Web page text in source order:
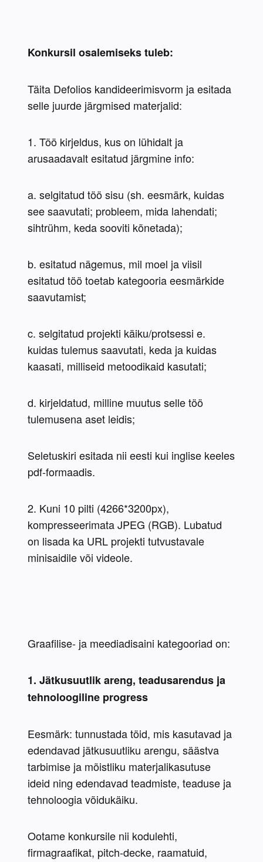
Konkursil osalemiseks tuleb:
Täita Defolios kandideerimisvorm ja esitada
selle juurde järgmised materjalid:
1. Töö kirjeldus, kus on lühidalt ja
arusaadavalt esitatud järgmine info:
a. selgitatud töö sisu (sh. eesmärk, kuidas
see saavutati; probleem, mida lahendati;
sihtrühm, keda sooviti kõnetada);
b. esitatud nägemus, mil moel ja viisil
esitatud töö toetab kategooria eesmärkide
saavutamist;
c. selgitatud projekti käiku/protsessi e.
kuidas tulemus saavutati, keda ja kuidas
kaasati, milliseid metoodikaid kasutati;
d. kirjeldatud, milline muutus selle töö
tulemusena aset leidis;
Seletuskiri esitada nii eesti kui inglise keeles
pdf-formaadis.
2. Kuni 10 pilti (4266*3200px),
kompresseerimata JPEG (RGB). Lubatud
on lisada ka URL projekti tutvustavale
minisaidile või videole.
Graafilise- ja meediadisaini kategooriad on:
1. Jätkusuutlik areng, teadusarendus ja
tehnoloogiline progress
Eesmärk: tunnustada töid, mis kasutavad ja
edendavad jätkusuutliku arengu, säästva
tarbimise ja mõistliku materjalikasutuse
ideid ning edendavad teadmiste, teaduse ja
tehnoloogia võidukäiku.
Ootame konkursile nii kodulehti,
firmagraafikat, pitch-decke, raamatuid,